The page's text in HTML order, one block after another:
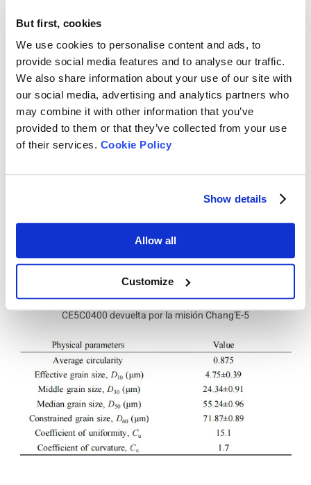
But first, cookies
We use cookies to personalise content and ads, to
provide social media features and to analyse our traffic.
We also share information about your use of our site with
our social media, advertising and analytics partners who
may combine it with other information that you’ve
provided to them or that they’ve collected from your use
of their services. Cookie Policy
Show details
Allow all
Customize
muestra lunar CE5C0400. (a) Imágenes representativas de
de circularidad con tamaños comprendidos entre 15,0 y 438,2
µm; (c) distribución porcentual de volumen; (d) perfil de volumen
acumulado mediante difracción láser.
Tabla 1 Propiedades físicas básicas de la muestra lunar
CE5C0400 devuelta por la misión Chang'E-5